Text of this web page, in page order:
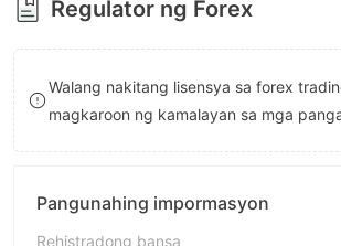
8
9
Regulator ng Forex
Walang nakitang lisensya sa forex
magkaroon ng kamalayan sa mga
Pangunahing impormasyon
Rehistradong bansa